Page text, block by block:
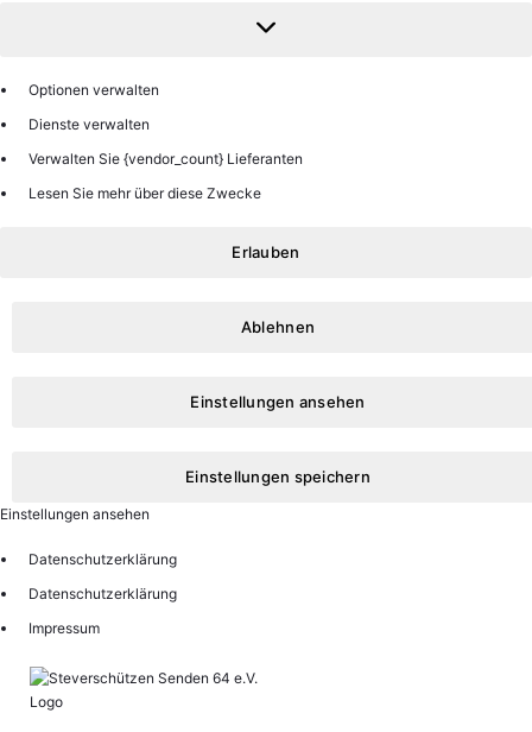
Optionen verwalten
Dienste verwalten
Verwalten Sie {vendor_count} Lieferanten
Lesen Sie mehr über diese Zwecke
Erlauben
Ablehnen
Einstellungen ansehen
Einstellungen speichern
Einstellungen ansehen
Datenschutzerklärung
Datenschutzerklärung
Impressum